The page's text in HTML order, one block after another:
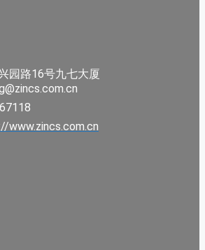
园路16号九七大厦
www.zincs.com.cn